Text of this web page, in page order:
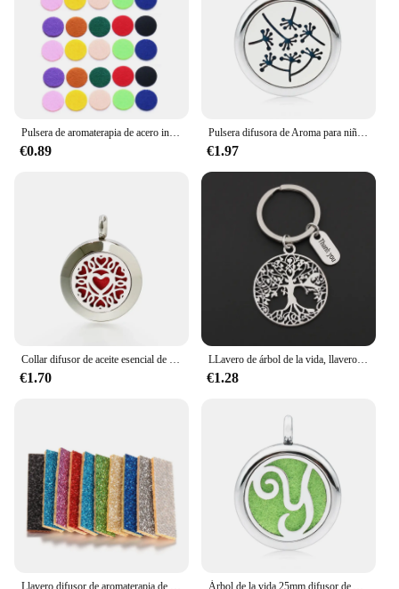
Pulsera de aromaterapia de acero inoxidable, difusor de aceites esenciales de Perfume, medallón, árbol de la vida, novedad
€0.89
Pulsera difusora de Aroma para niños, brazalete ajustable de silicona, árbol de la vida, medallón de pulsera de Perfume de aceite esencial de 25mm
€1.97
€1.70
LLavero de árbol de la vida, llavero inspirador de Metal, regalo de Acción de Gracias, joyería de recuerdo de fiesta hecha a mano, 1 unidad
€1.28